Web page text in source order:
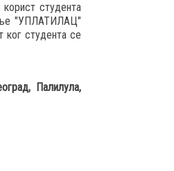
студента
"УПЛАТИЛАЦ"
ког студента се
Палилула,